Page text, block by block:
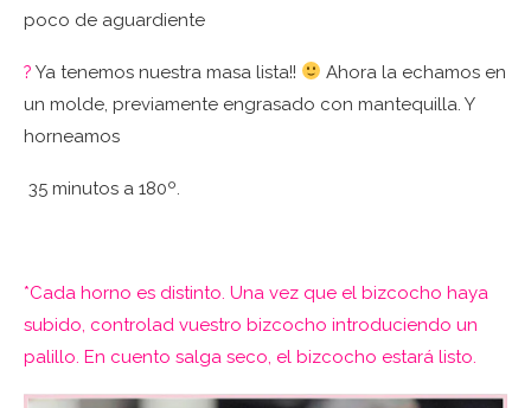
poco de aguardiente
? Ya tenemos nuestra masa lista!!
Ahora la echamos en
un molde, previamente engrasado con mantequilla. Y
horneamos
35 minutos a 180º.
*Cada horno es distinto. Una vez que el bizcocho haya
subido, controlad vuestro bizcocho introduciendo un
palillo. En cuento salga seco, el bizcocho estará listo.